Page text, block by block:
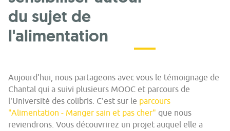
du sujet de
l'alimentation
Aujourd'hui, nous partageons avec vous le témoignage de
Chantal qui a suivi plusieurs MOOC et parcours de
l'Université des colibris. C'est sur le parcours
"Alimentation - Manger sain et pas cher" que nous
reviendrons. Vous découvrirez un projet auquel elle a